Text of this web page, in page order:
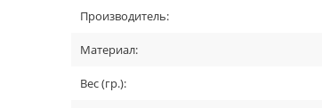
Производитель:
Материал:
Вес (гр.):